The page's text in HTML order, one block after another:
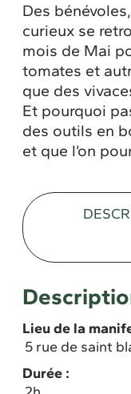
Des
curieux se
mois de Mai
tomates et
que des
Et pourquoi
des outils en
et que l’on
Lieu de la
5 rue de saint
Durée :